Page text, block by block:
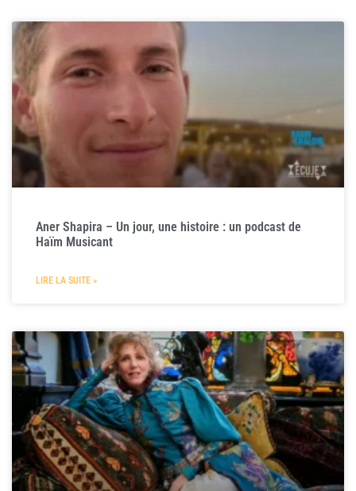
Aner Shapira – Un jour, une histoire : un podcast de
Haïm Musicant
LIRE LA SUITE »